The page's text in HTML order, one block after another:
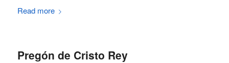
Read more
Pregón de Cristo Rey